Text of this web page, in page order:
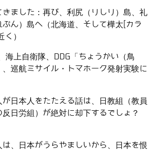
きました：再び、利尻（りしり）島、礼
ぶん）島へ（北海道、そして樺太[カラ
く）
海上自衛隊、DDG「ちょうかい（鳥
、巡航ミサイル・トマホーク発射実験に
が日本人をたたえる話は、日教組（教員
反日労組）が絶対に却下するでしょ？
は、日本がうらやましいから、日本を恨